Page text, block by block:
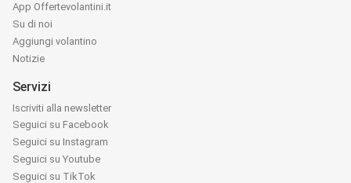
App Offertevolantini.it
Su di noi
Aggiungi volantino
Notizie
Servizi
Iscriviti alla newsletter
Seguici su Facebook
Seguici su Instagram
Seguici su Youtube
Seguici su TikTok